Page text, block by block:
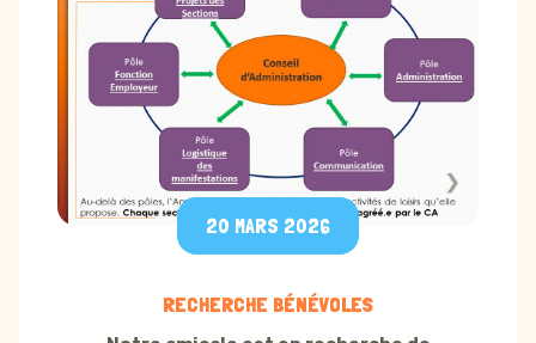
20 MARS 2026
RECHERCHE BÉNÉVOLES